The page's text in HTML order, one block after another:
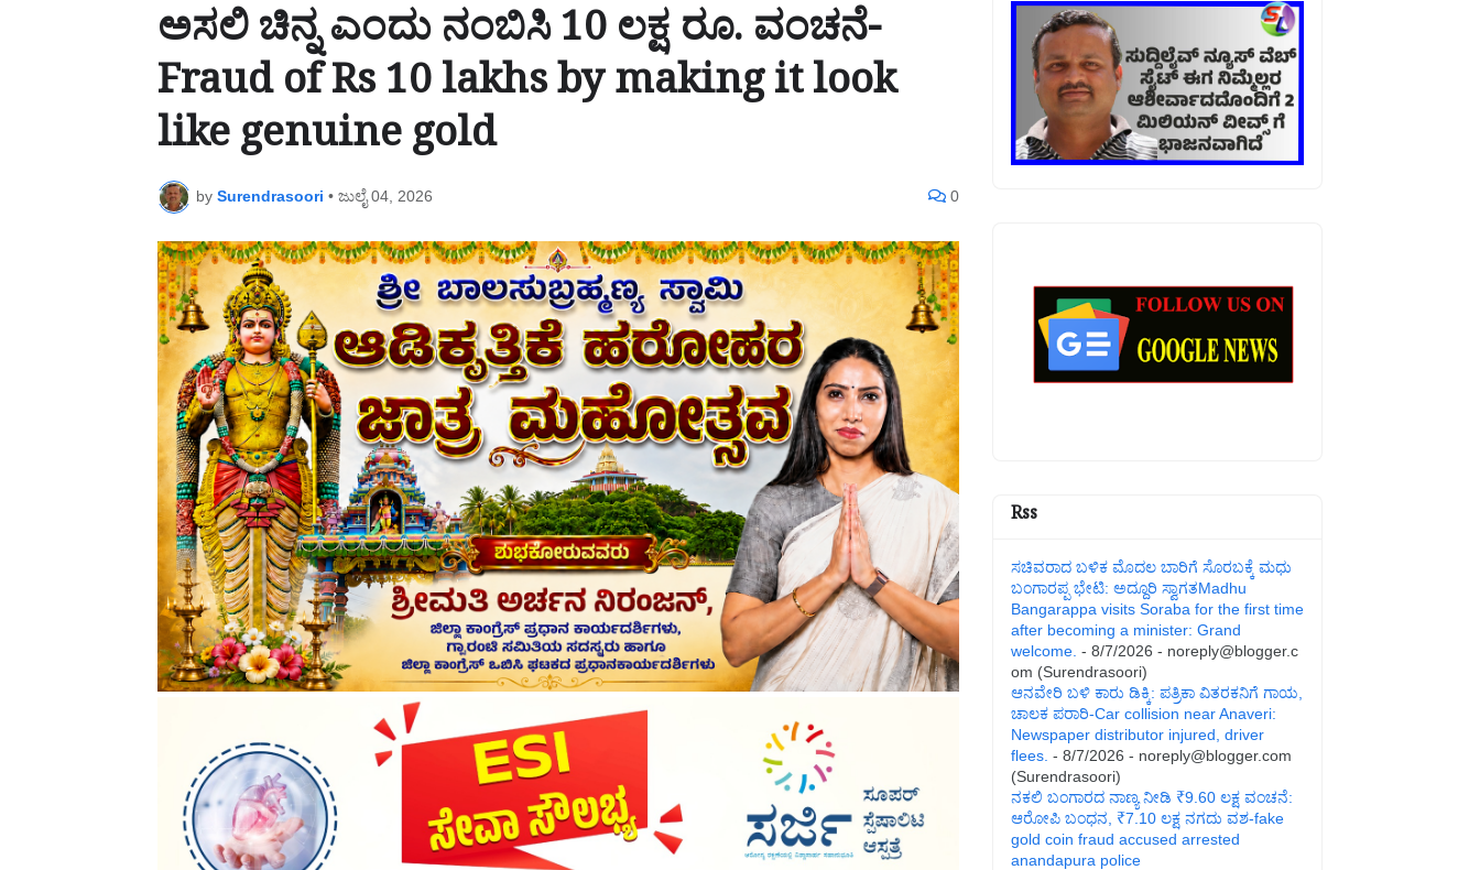
ಅಸಲಿ ಚಿನ್ನ ಎಂದು ನಂಬಿಸಿ 10 ಲಕ್ಷ ರೂ. ವಂಚನೆ-
Fraud of Rs 10 lakhs by making it look
like genuine gold
by Surendrasoori • ಜುಲೈ 04, 2026 0
Rss
ಸಚಿವರಾದ ಬಳಿಕ ಮೊದಲ ಬಾರಿಗೆ ಸೊರಬಕ್ಕೆ ಮಧು
ಬಂಗಾರಪ್ಪ ಭೇಟಿ: ಅದ್ದೂರಿ ಸ್ವಾಗತMadhu
Bangarappa visits Soraba for the first time
after becoming a minister: Grand
welcome. - 8/7/2026 - noreply@blogger.c
om (Surendrasoori)
ಆನವೇರಿ ಬಳಿ ಕಾರು ಡಿಕ್ಕಿ: ಪತ್ರಿಕಾ ವಿತರಕನಿಗೆ ಗಾಯ,
ಚಾಲಕ ಪರಾರಿ-Car collision near Anaveri:
Newspaper distributor injured, driver
flees. - 8/7/2026 - noreply@blogger.com
(Surendrasoori)
ನಕಲಿ ಬಂಗಾರದ ನಾಣ್ಯ ನೀಡಿ ₹9.60 ಲಕ್ಷ ವಂಚನೆ:
ಆರೋಪಿ ಬಂಧನ, ₹7.10 ಲಕ್ಷ ನಗದು ವಶ-fake
gold coin fraud accused arrested
anandapura police